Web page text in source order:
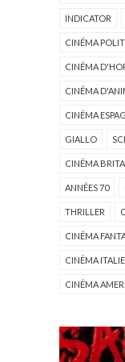
INDICATOR
CINÉMA
CINÉMA
CINÉMA
CINÉMA
GIALLO
CINÉMA
ANNÉES 70
THRILLER
CINÉMA
CINÉMA
CINÉMA